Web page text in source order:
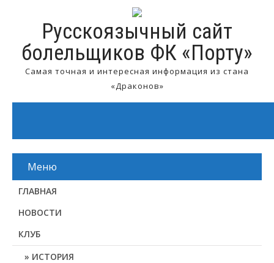
Русскоязычный сайт
болельщиков ФК «Порту»
Самая точная и интересная информация из стана
«Драконов»
Меню
ГЛАВНАЯ
НОВОСТИ
КЛУБ
ИСТОРИЯ